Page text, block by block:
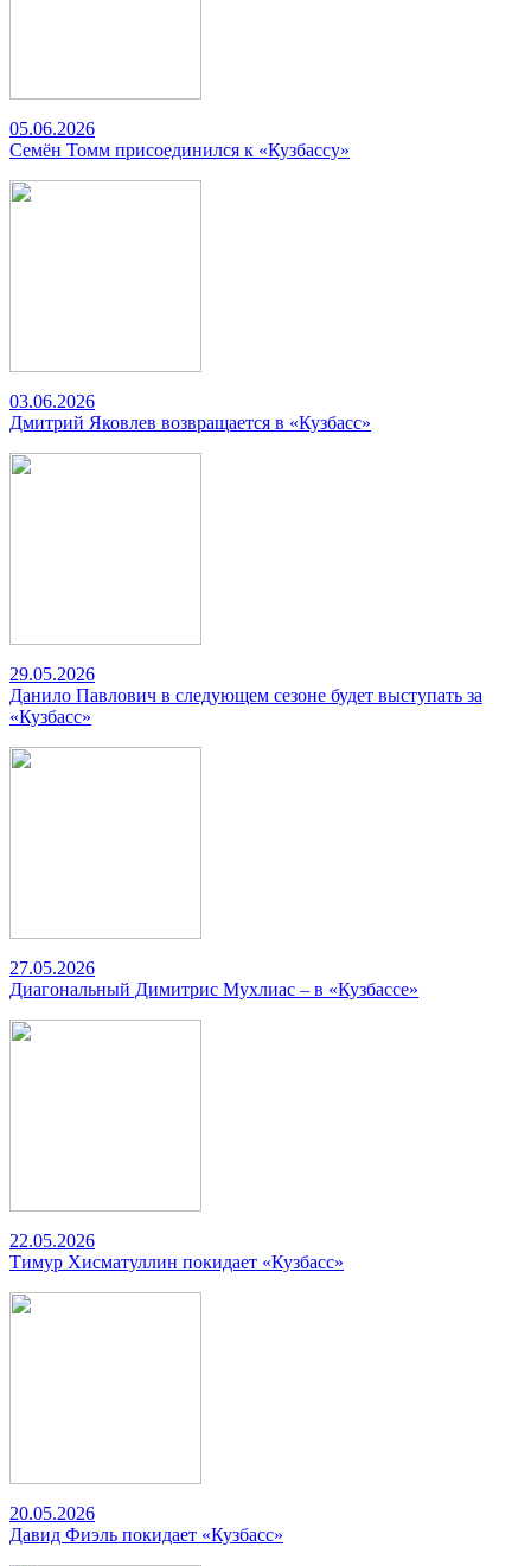
05.06.2026
Семён Томм присоединился к «Кузбассу»
03.06.2026
Дмитрий Яковлев возвращается в «Кузбасс»
29.05.2026
Данило Павлович в следующем сезоне будет выступать за
«Кузбасс»
27.05.2026
Диагональный Димитрис Мухлиас – в «Кузбассе»
22.05.2026
Тимур Хисматуллин покидает «Кузбасс»
20.05.2026
Давид Фиэль покидает «Кузбасс»